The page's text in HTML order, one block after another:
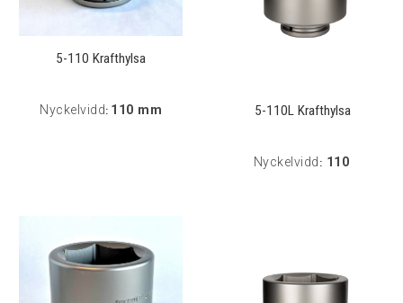
5-110 Krafthylsa
Nyckelvidd: 110 mm 5-110L Krafthylsa
Nyckelvidd : 110